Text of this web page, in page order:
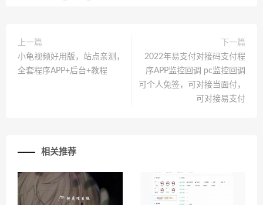
上一篇
小龟视频好用版，站点亲测，
全套程序APP+后台+教程
下一篇
2022年易支付对接码支付程
序APP监控回调 pc监控回调
可个人免签，可对接当面付，
可对接易支付
相关推荐